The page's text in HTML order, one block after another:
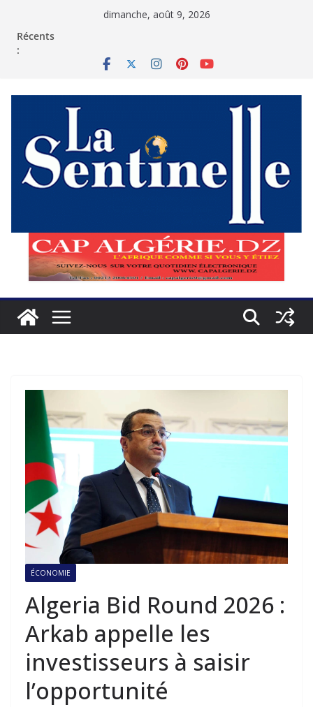
dimanche, août 9, 2026
Récents
:
ÉCONOMIE
Algeria Bid Round 2026 :
Arkab appelle les
investisseurs à saisir
l’opportunité